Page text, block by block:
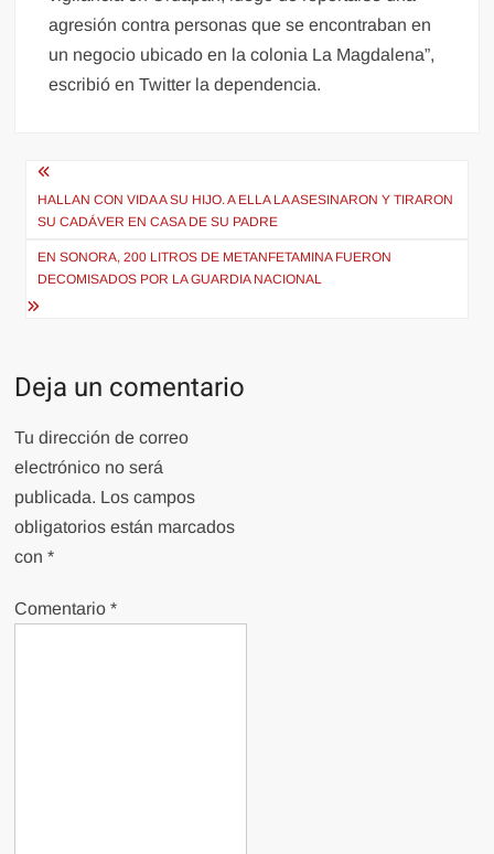
agresión contra personas que se encontraban en
un negocio ubicado en la colonia La Magdalena”,
escribió en Twitter la dependencia.
Navegación
de
entradas
HALLAN CON VIDA A SU HIJO. A ELLA LA ASESINARON Y TIRARON
SU CADÁVER EN CASA DE SU PADRE
EN SONORA, 200 LITROS DE METANFETAMINA FUERON
DECOMISADOS POR LA GUARDIA NACIONAL
Deja un comentario
Tu dirección de correo
electrónico no será
publicada. Los campos
obligatorios están marcados
con*
Comentario*